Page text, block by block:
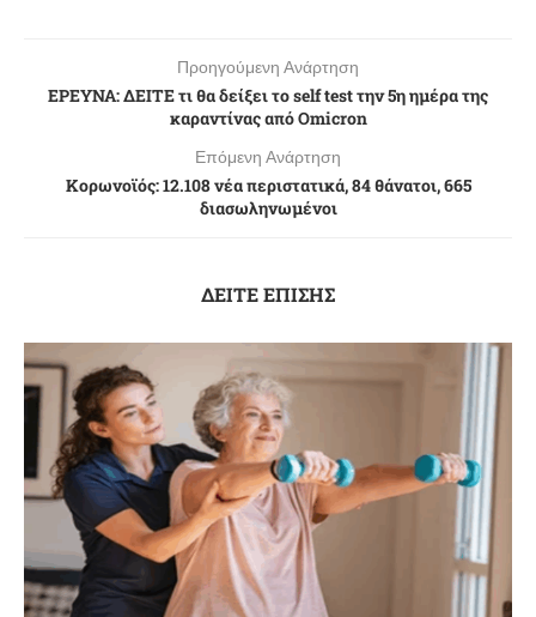
Προηγούμενη Ανάρτηση
EΡΕΥΝΑ: ΔΕΙΤΕ τι θα δείξει το self test την 5η ημέρα της
καραντίνας από Omicron
Επόμενη Ανάρτηση
Κορωνοϊός: 12.108 νέα περιστατικά, 84 θάνατοι, 665
διασωληνωμένοι
ΔΕΙΤΕ ΕΠΙΣΗΣ